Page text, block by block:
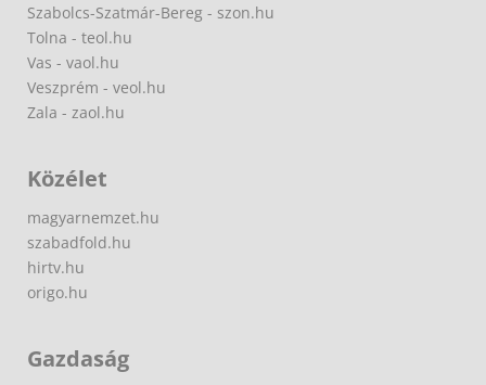
Szabolcs-Szatmár-Bereg - szon.hu
Tolna - teol.hu
Vas - vaol.hu
Veszprém - veol.hu
Zala - zaol.hu
Közélet
magyarnemzet.hu
szabadfold.hu
hirtv.hu
origo.hu
Gazdaság